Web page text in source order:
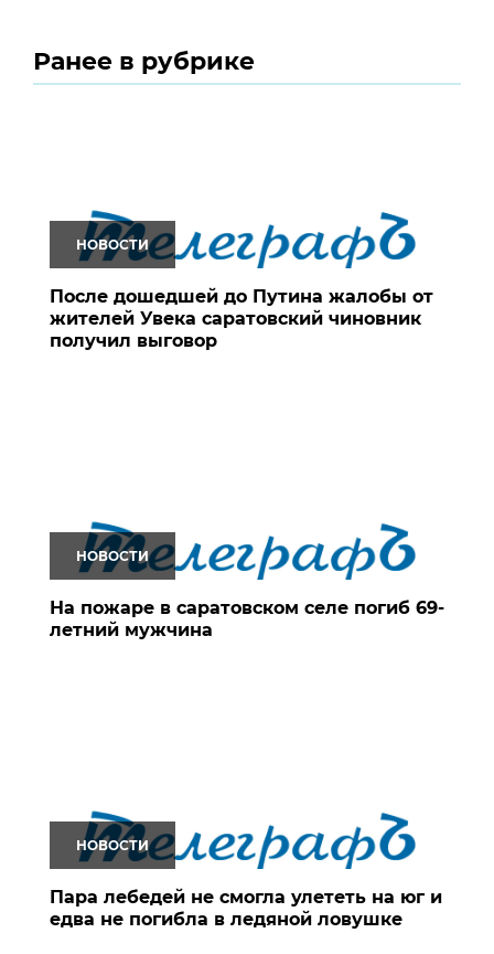
Ранее в рубрике
НОВОСТИ
После дошедшей до Путина жалобы от
жителей Увека саратовский чиновник
получил выговор
НОВОСТИ
На пожаре в саратовском селе погиб 69-
летний мужчина
НОВОСТИ
Пара лебедей не смогла улететь на юг и
едва не погибла в ледяной ловушке